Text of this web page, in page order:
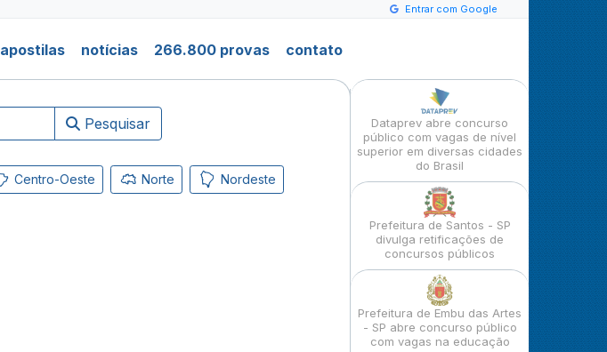
Entrar com Google
apostilas notícias 266.800 provas contato
Pesquisar
Centro-Oeste Norte Nordeste
Dataprev abre concurso
público com vagas de nível
superior em diversas cidades
do Brasil
Prefeitura de Santos - SP
divulga retificações de
concursos públicos
Prefeitura de Embu das Artes
- SP abre concurso público
com vagas na educação